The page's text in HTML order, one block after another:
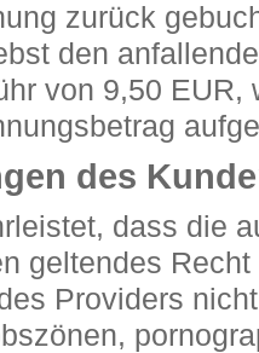
zurück
den
von 9,50 EUR,
des
dass die
geltendes
Providers